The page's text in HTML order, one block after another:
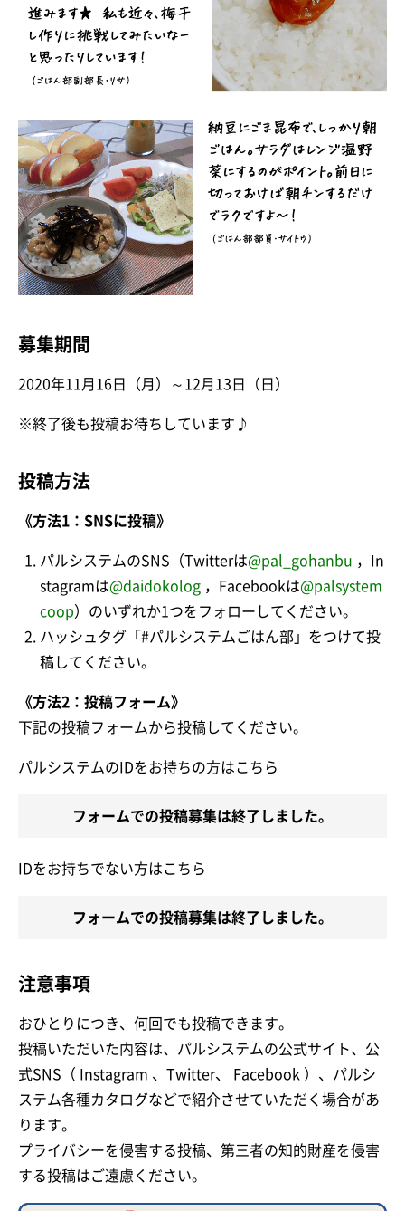
募集期間
2020年11月16日（月）～12月13日（日）
※終了後も投稿お待ちしています♪
投稿方法
《方法1：SNSに投稿》
パルシステムのSNS（Twitterは@pal_gohanbu ，In
stagramは@daidokolog ，Facebookは@palsystem
coop）のいずれか1つをフォローしてください。
ハッシュタグ「#パルシステムごはん部」をつけて投
稿してください。
《方法2：投稿フォーム》
下記の投稿フォームから投稿してください。
パルシステムのIDをお持ちの方はこちら
フォームでの投稿募集は終了しました。
IDをお持ちでない方はこちら
フォームでの投稿募集は終了しました。
注意事項
おひとりにつき、何回でも投稿できます。
投稿いただいた内容は、パルシステムの公式サイト、公
式SNS（ Instagram 、Twitter、 Facebook ）、パルシ
ステム各種カタログなどで紹介させていただく場合があ
ります。
プライバシーを侵害する投稿、第三者の知的財産を侵害
する投稿はご遠慮ください。